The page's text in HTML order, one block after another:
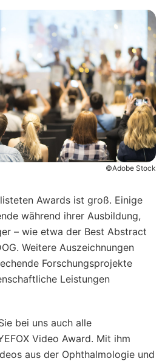
©Adobe Stock
Awards ist groß. Einige
während ihrer Ausbildung,
– wie etwa der Best Abstract
Weitere Auszeichnungen
Forschungsprojekte
Leistungen
bei uns auch alle
Video Award. Mit ihm
aus der Ophthalmologie und